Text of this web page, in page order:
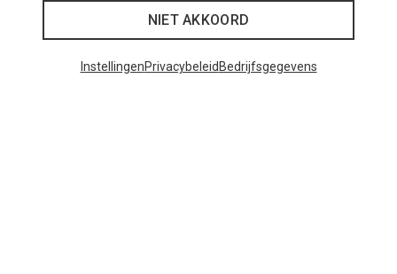
NIET AKKOORD
InstellingenPrivacybeleid Bedrijfsgegevens